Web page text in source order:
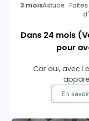
3 moisAstuce :
Dans 24 mois
pour
Car oui, avec
En